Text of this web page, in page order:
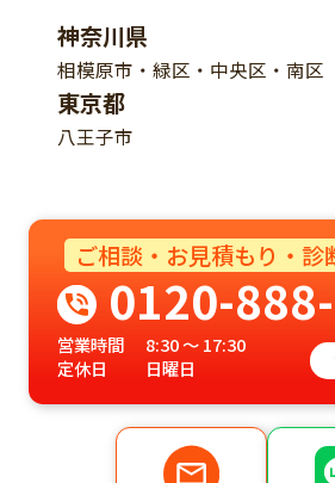
神奈川県
相模原市・緑区・中央区・南区
東京都
八王子市
ご相談・お見積もり・診
0120-
営業時間
8:30 ～ 17:30
定休日
日曜日